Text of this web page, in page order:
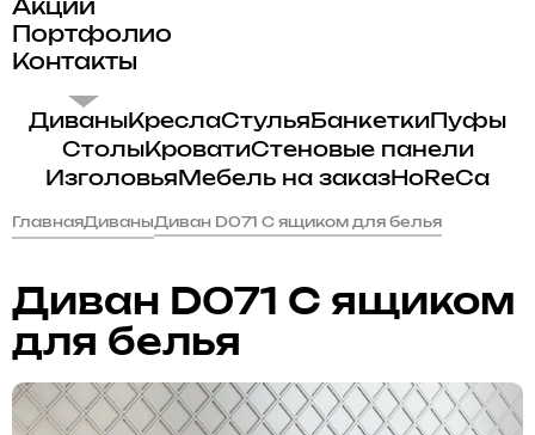
Акции
Портфолио
Контакты
ДиваныКреслаСтульяБанкеткиПуфы
СтолыКроватиСтеновые панели
Изголовья Мебель на заказHoReCa
ГлавнаяДиваныДиван D071 С ящиком для белья
Диван D071 С ящиком
для белья